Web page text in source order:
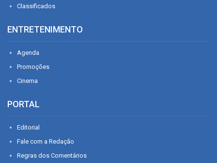
Classificados
ENTRETENIMENTO
Agenda
Promoções
Cinema
PORTAL
Editorial
Fale com a Redação
Regras dos Comentários